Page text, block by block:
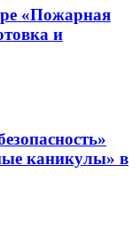
«Пожарная
и
каникулы» в